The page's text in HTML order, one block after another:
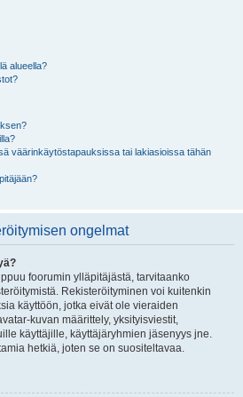
alueella?
väärinkäytöstapauksissa tai lakiasioissa tähän
ongelmat
foorumin ylläpitäjästä, tarvitaanko
Rekisteröityminen voi kuitenkin
käyttöön, jotka eivät ole vieraiden
kuvan määrittely, yksityisviestit,
käyttäjille, käyttäjäryhmien jäsenyys jne.
hetkiä, joten se on suositeltavaa.